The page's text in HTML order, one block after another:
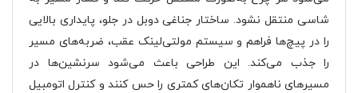
شاسی منتقل نشود. ساختار جناغی دوبل در جلو، پایداری بالایی
را در پیچ‌ها فراهم و سیستم مولتی‌لینک عقب، ضربه‌های مسیر
را جذب می‌کند. این طراحی باعث می‌شود سرنشین‌ها در
مسیرهای ناهموار تکان‌های کمتری را حس کنند و کنترل اتومبیل